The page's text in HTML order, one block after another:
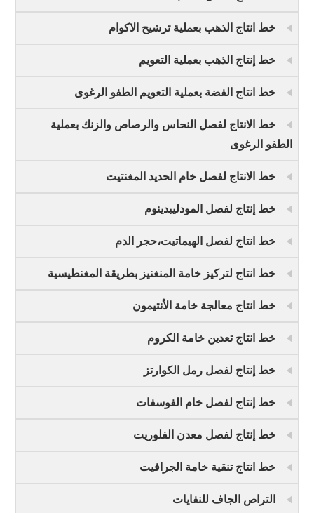
خط انتاج الذهب بعملية ترشيح الاكوام
خط إنتاج الذهب بعملية التعويم
خط انتاج الفضة بعملية التعويم الطفو الرغوى
خط الانتاج لفصل النحاس والرصاص والزنك بعملية
الطفو الرغوى
خط الانتاج لفصل خام الحديد المغنتيت
خط إنتاج لفصل المودليبدينوم
خط انتاج لفصل الهيماتيت،حجر الدم
خط انتاج لتركيز خامة المنغنيز بطريقة المغنطيسية
خط انتاج معالجة خامة الأنتيمون
خط انتاج تعدين خامة الكروم
خط إنتاج لفصل رمل الكوارتز
خط إنتاج لفصل خام الفوسفات
خط إنتاج لفصل معدن الفلوريت
خط انتاج تنقية خامة الجرافيت
التراص الجاف للنفايات